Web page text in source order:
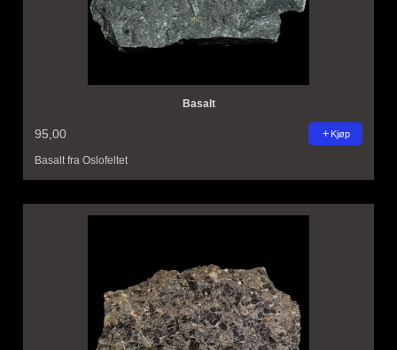
Basalt
95,00 Kjøp
Basalt fra Oslofeltet